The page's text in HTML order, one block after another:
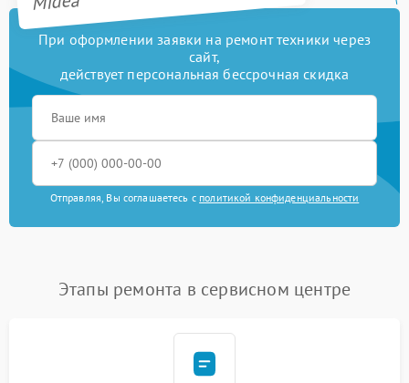
При оформлении заявки на ремонт техники через
сайт,
действует персональная бессрочная скидка
Отправляя, Вы соглашаетесь с политикой конфиденциальности
Этапы ремонта в сервисном центре